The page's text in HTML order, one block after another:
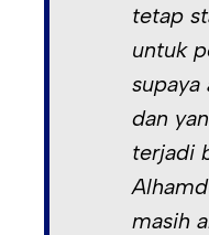
tetap
untuk
supaya
dan
terjadi
masih